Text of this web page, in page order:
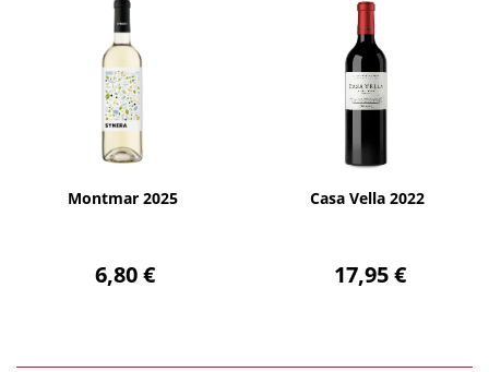
Montmar 2025
6,80 €
AÑADIR
Casa Vella 2022
17,95 €
AÑADIR